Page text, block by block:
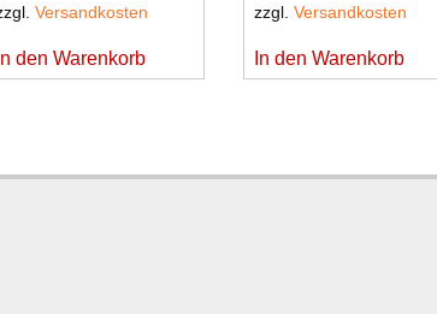
Versandkosten
In den Warenkorb
zzgl.Versandkosten
In den Warenkorb